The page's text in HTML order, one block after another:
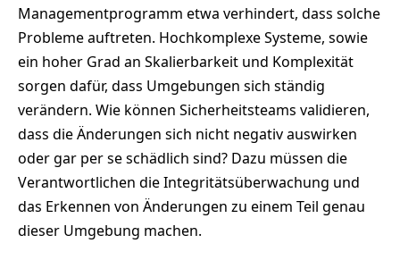
Managementprogramm etwa verhindert, dass solche
Probleme auftreten. Hochkomplexe Systeme, sowie
ein hoher Grad an Skalierbarkeit und Komplexität
sorgen dafür, dass Umgebungen sich ständig
verändern. Wie können Sicherheitsteams validieren,
dass die Änderungen sich nicht negativ auswirken
oder gar per se schädlich sind? Dazu müssen die
Verantwortlichen die Integritätsüberwachung und
das Erkennen von Änderungen zu einem Teil genau
dieser Umgebung machen.